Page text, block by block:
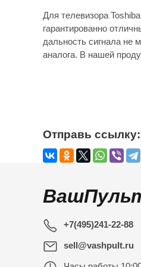
Для телевизора
гарантированно
дальность сигнала не
аналога. В нашей
Отправь ссылку:
+7(495)241-22-88
sell@vashpult.ru